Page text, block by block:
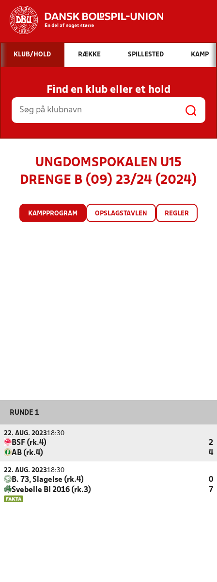
Hvad vil du søge efter?
INDHOLD OG NYHEDER
STILLINGER, RESULTATER, KLUBBER OG
HOLD
KLUB/HOLD RÆKKE SPILLESTED KAMP
Find en klub eller et hold
UNGDOMSPOKALEN U15
DRENGE B (09) 23/24 (2024)
KAMPPROGRAM OPSLAGSTAVLEN REGLER
RUNDE 1
22. AUG. 202318:30
BSF (rk.4)
2
AB (rk.4)
4
22. AUG. 202318:30
B. 73, Slagelse (rk.4)
0
Svebølle BI 2016 (rk.3)
7